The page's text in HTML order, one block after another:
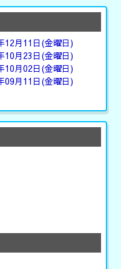
12月11日(金曜日)
10月23日(金曜日)
10月02日(金曜日)
09月11日(金曜日)